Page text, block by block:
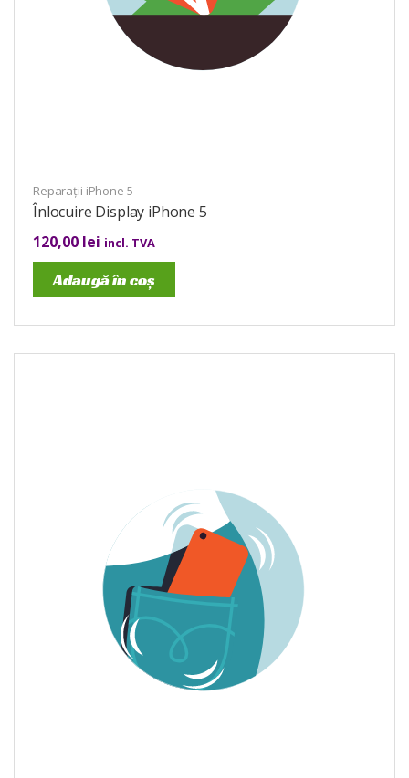
Reparații iPhone 5
Înlocuire Display iPhone 5
120,00 lei incl. TVA
Adaugă în coș